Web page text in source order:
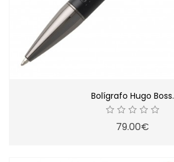
Bolígrafo Hugo Boss.
79.00€